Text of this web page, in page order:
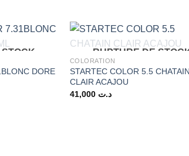
DORE
RUPTURE DE
COLORATION
STARTEC COLOR 5.5 CHATAIN
CLAIR ACAJOU
د.ت 41,000